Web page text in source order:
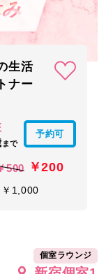
生活
ナー
まで
予約可
500 ￥200
1,000
個室ラウンジ